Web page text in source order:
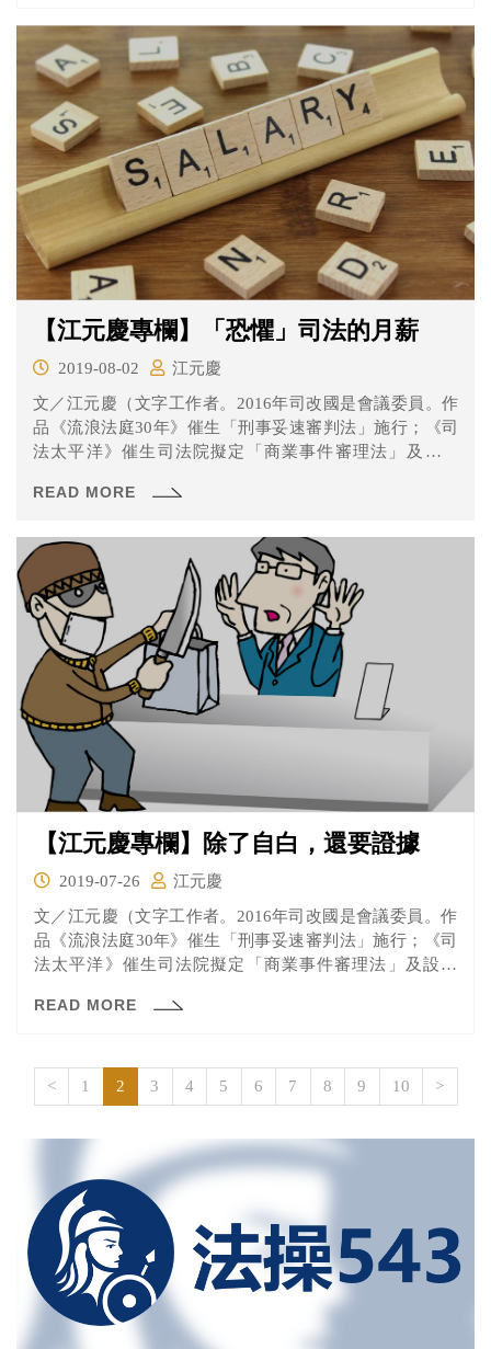
【江元慶專欄】「恐懼」司法的月薪
2019-08-02
江元慶
文／江元慶（文字工作者。2016年司改國是會議委員。作
品《流浪法庭30年》催生「刑事妥速審判法」施行；《司
法太平洋》催生司法院擬定「商業事件審理法」及設置
READ MORE
【江元慶專欄】除了自白，還要證據
2019-07-26
江元慶
文／江元慶（文字工作者。2016年司改國是會議委員。作
品《流浪法庭30年》催生「刑事妥速審判法」施行；《司
法太平洋》催生司法院擬定「商業事件審理法」及設置
READ MORE
< 1 2 3 4 5 6 7 8 9 10 >